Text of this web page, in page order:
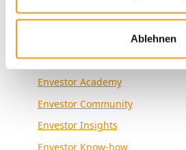
Ablehnen
Allgemein
Envestor Academy
Envestor Community
Envestor Insights
Envestor Know-how